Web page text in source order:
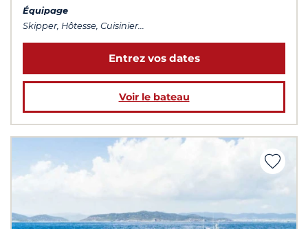
Équipage
Skipper, Hôtesse, Cuisinier...
Entrez vos dates
Voir le bateau